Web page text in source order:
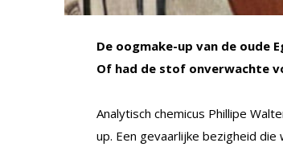
De oogmake-up van de oude
Of had de stof onverwachte
Analytisch chemicus Phillipe
up. Een gevaarlijke bezigheid